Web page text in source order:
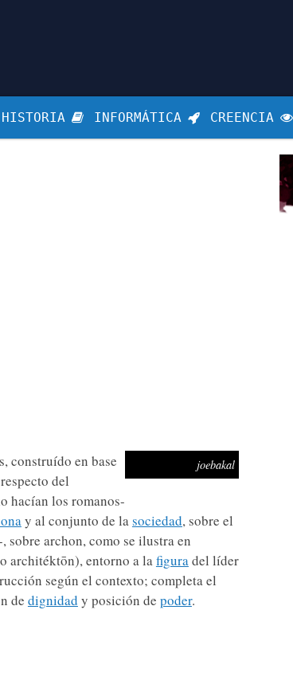
HISTORIA INFORMÁTICA CREENCIA
joebakal
construído en base
del
hacían los romanos-
y al conjunto de lasociedad, sobre el
archon, como se ilustra en
architéktōn), entorno a lafiguradel líder
según el contexto; completa el
de dignidad y posición de poder.